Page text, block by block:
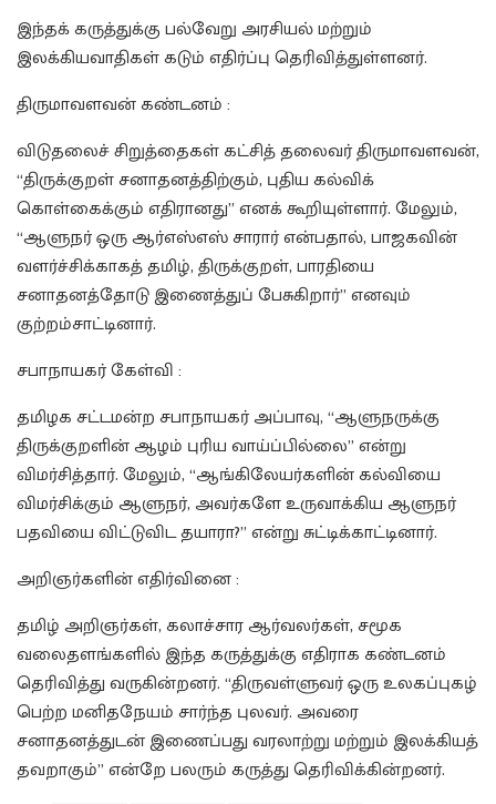
இந்தக் கருத்துக்கு பல்வேறு அரசியல் மற்றும்
இலக்கியவாதிகள் கடும் எதிர்ப்பு தெரிவித்துள்ளனர்.
திருமாவளவன் கண்டனம் :
விடுதலைச் சிறுத்தைகள் கட்சித் தலைவர் திருமாவளவன்,
“திருக்குறள் சனாதனத்திற்கும், புதிய கல்விக்
கொள்கைக்கும் எதிரானது” எனக் கூறியுள்ளார். மேலும்,
“ஆளுநர் ஒரு ஆர்எஸ்எஸ் சாரார் என்பதால், பாஜகவின்
வளர்ச்சிக்காகத் தமிழ், திருக்குறள், பாரதியை
சனாதனத்தோடு இணைத்துப் பேசுகிறார்” எனவும்
குற்றம்சாட்டினார்.
சபாநாயகர் கேள்வி :
தமிழக சட்டமன்ற சபாநாயகர் அப்பாவு, “ஆளுநருக்கு
திருக்குறளின் ஆழம் புரிய வாய்ப்பில்லை” என்று
விமர்சித்தார். மேலும், “ஆங்கிலேயர்களின் கல்வியை
விமர்சிக்கும் ஆளுநர், அவர்களே உருவாக்கிய ஆளுநர்
பதவியை விட்டுவிட தயாரா?” என்று சுட்டிக்காட்டினார்.
அறிஞர்களின் எதிர்வினை :
தமிழ் அறிஞர்கள், கலாச்சார ஆர்வலர்கள், சமூக
வலைதளங்களில் இந்த கருத்துக்கு எதிராக கண்டனம்
தெரிவித்து வருகின்றனர். “திருவள்ளுவர் ஒரு உலகப்புகழ்
பெற்ற மனிதநேயம் சார்ந்த புலவர். அவரை
சனாதனத்துடன் இணைப்பது வரலாற்று மற்றும் இலக்கியத்
தவறாகும்” என்றே பலரும் கருத்து தெரிவிக்கின்றனர்.